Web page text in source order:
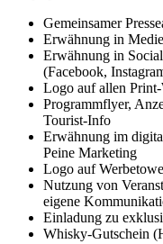
Gemeinsamer
Erwähnung in
Erwähnung in
(Facebook,
Logo auf allen
Programmflyer,
Tourist-Info
Erwähnung im
Peine Marketing
Logo auf
Nutzung von
eigene
Einladung zu
Whisky-Gutschein